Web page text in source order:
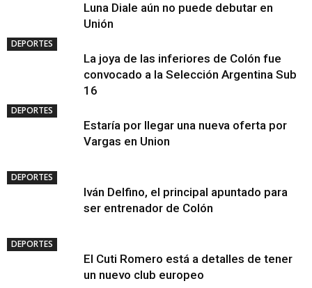
Luna Diale aún no puede debutar en
Unión
DEPORTES
La joya de las inferiores de Colón fue
convocado a la Selección Argentina Sub
16
DEPORTES
Estaría por llegar una nueva oferta por
Vargas en Union
DEPORTES
Iván Delfino, el principal apuntado para
ser entrenador de Colón
DEPORTES
El Cuti Romero está a detalles de tener
un nuevo club europeo